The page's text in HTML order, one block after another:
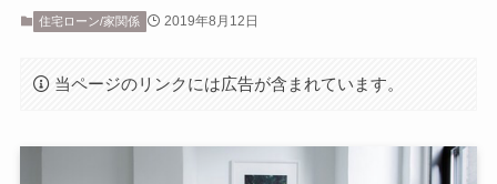
住宅ローン/家関係 2019年8月12日
当ページのリンクには広告が含まれています。